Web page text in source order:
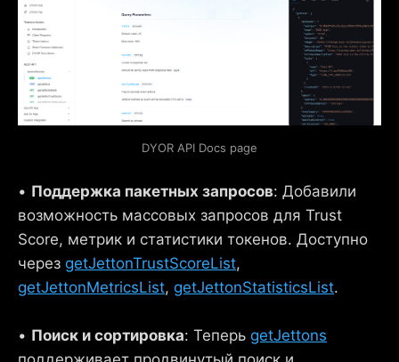
DYOR API Docs page
• Поддержка пакетных запросов: Добавили
возможность массовых запросов для Trust
Score, метрик и статистики токенов. Доступно
через getJettonTrustScoreList,
getJettonMetricsList, getJettonStatisticsList.
• Поиск и сортировка: Теперь getJettons